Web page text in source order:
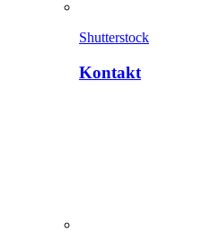
Shutterstock
Kontakt